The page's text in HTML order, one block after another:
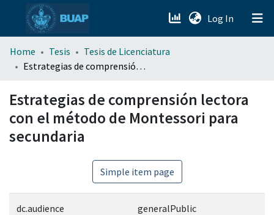
Log In (current)
menu.section.about_menu
Home Tesis
Tesis de Licenciatura
Estrategias de comprensión lectora con el método de Montessori para secundaria
Estrategias de comprensión lectora
con el método de Montessori para
secundaria
Simple item page
dc.audience generalPublic